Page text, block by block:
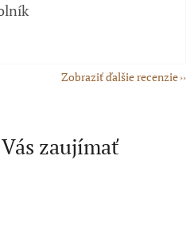
je 5 z 5 hviezdičiek.
Zobraziť ďalšie recenzie
zaujímať